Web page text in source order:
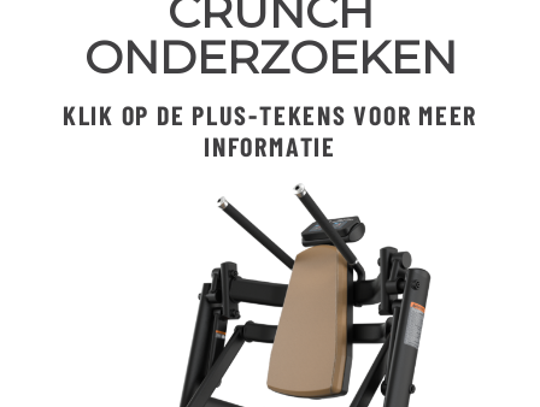
CRUNCH
ONDERZOEKEN
KLIK OP DE PLUS-TEKENS VOOR MEER
INFORMATIE